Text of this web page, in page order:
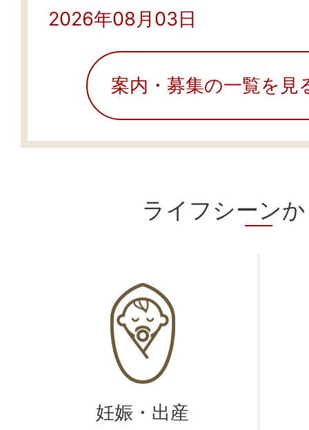
2026年08月03日
最高裁判決を踏まえた生活保
2026年07月31日
災害支援・義援金一覧
手紙を募集します
令和8年度インバウンドガイ
2026年07月28日
明知陣屋跡発掘調査現地説明
2026年07月26日
令和9年度恵那市消防職員募
案内・募集の一覧を見
ライフシーン
妊娠・出産